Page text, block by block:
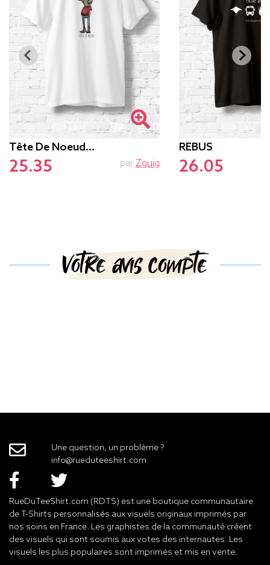
Tête De Noeud…
25.35 par Zguig
REBUS
26.05
Votre avis compte
Une question, un problème ?
info@rueduteeshirt.com
RueDuTeeShirt.com (RDTS) est une boutique communautaire
de T-Shirts personnalisés aux visuels originaux imprimés par
nos soins en France. Les graphistes de la communauté créent
des visuels qui sont soumis aux votes des internautes. Les
visuels les plus populaires sont imprimés et mis en vente.